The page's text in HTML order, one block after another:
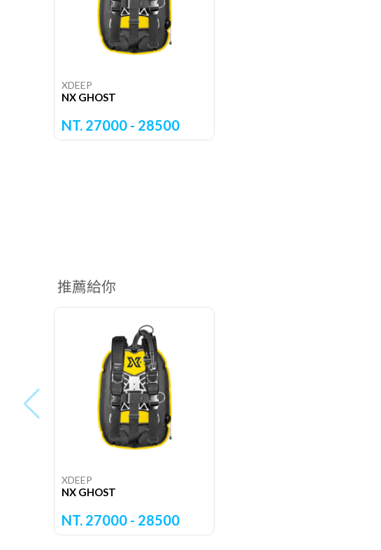
XDEEP
NX GHOST
NT. 27000 - 28500
推薦給你
XDEEP
NX GHOST
NT. 27000 - 28500